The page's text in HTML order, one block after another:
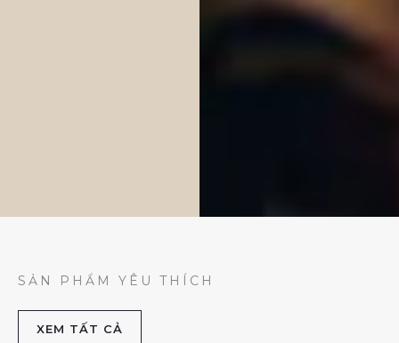
SẢN PHẨM YÊU THÍCH
XEM TẤT CẢ